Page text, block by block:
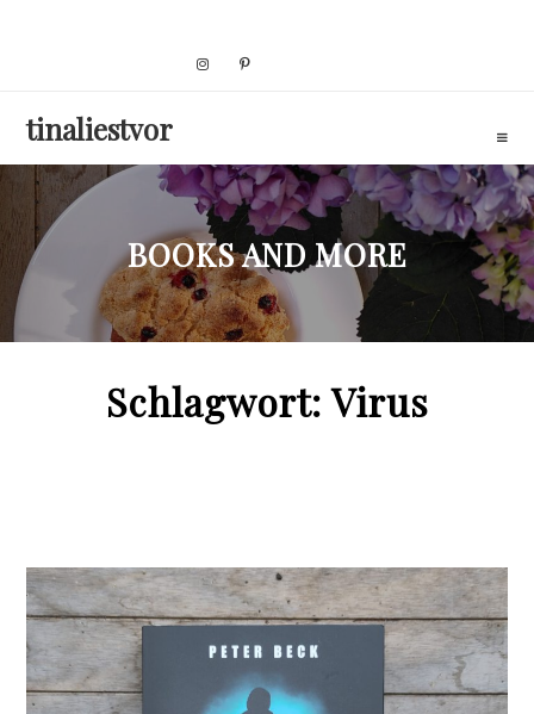
tinaliestvor
BOOKS AND MORE
Schlagwort:Virus